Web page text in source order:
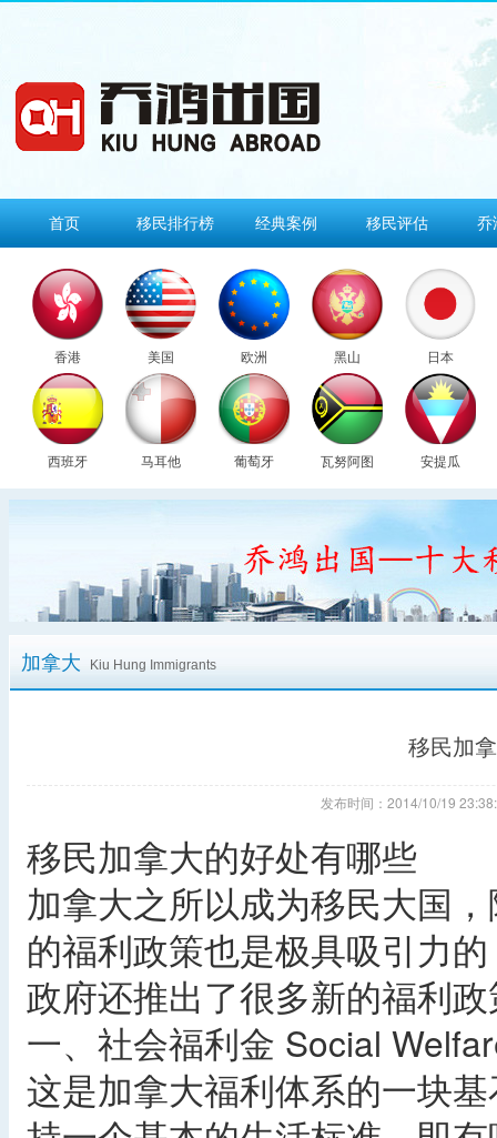
首页 移民排行榜 经典案例 移民评估 乔
香港 美国 欧洲 黑山 日本
西班牙 马耳他 葡萄牙 瓦努阿图 安提瓜
加拿大 Kiu Hung Immigrants
移民加
发布时间：2014/10/19
移民加拿大的好处有哪些
加拿大之所以成为移民大国
的福利政策也是极具吸引力
政府还推出了很多新的福利
一、社会福利金 Social
这是加拿大福利体系的一块